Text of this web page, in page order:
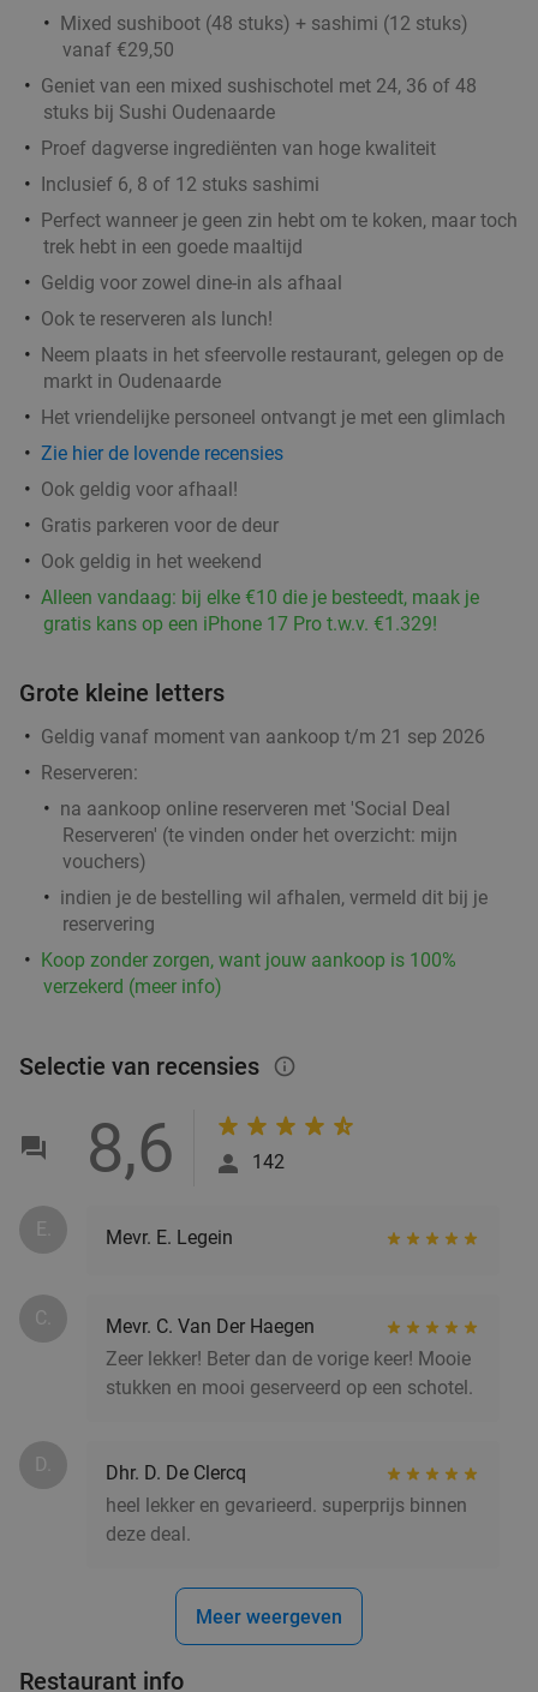
Mixed sushiboot (48 stuks) + sashimi (12 stuks)
vanaf €29,50
Geniet van een mixed sushischotel met 24, 36 of 48
stuks bij Sushi Oudenaarde
Proef dagverse ingrediënten van hoge kwaliteit
Inclusief 6, 8 of 12 stuks sashimi
Perfect wanneer je geen zin hebt om te koken, maar toch
trek hebt in een goede maaltijd
Geldig voor zowel dine-in als afhaal
Ook te reserveren als lunch!
Neem plaats in het sfeervolle restaurant, gelegen op de
markt in Oudenaarde
Het vriendelijke personeel ontvangt je met een glimlach
Zie hier de lovende recensies
Ook geldig voor afhaal!
Gratis parkeren voor de deur
Ook geldig in het weekend
Alleen vandaag: bij elke €10 die je besteedt, maak je
gratis kans op een iPhone 17 Pro t.w.v. €1.329!
Grote kleine letters
Geldig vanaf moment van aankoop t/m 21 sep 2026
Reserveren:
na aankoop online reserveren met 'Social Deal
Reserveren' (te vinden onder het overzicht: mijn
vouchers)
indien je de bestelling wil afhalen, vermeld dit bij je
reservering
Koop zonder zorgen, want jouw aankoop is 100%
verzekerd (meer info)
Selectie van recensies info_outlined
8,6 142
E. Mevr. E. Legein
C.
Mevr. C. Van Der Haegen
Zeer lekker! Beter dan de vorige keer! Mooie
stukken en mooi geserveerd op een schotel.
D.
Dhr. D. De Clercq
heel lekker en gevarieerd. superprijs binnen
deze deal.
Meer weergeven
Restaurant info